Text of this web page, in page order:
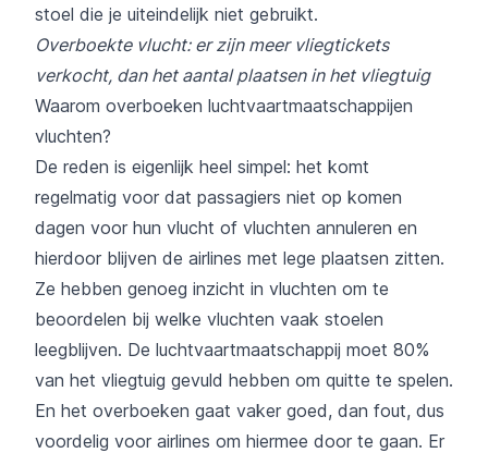
stoel die je uiteindelijk niet gebruikt.
Overboekte vlucht: er zijn meer vliegtickets
verkocht, dan het aantal plaatsen in het vliegtuig
Waarom overboeken luchtvaartmaatschappijen
vluchten?
De reden is eigenlijk heel simpel: het komt
regelmatig voor dat passagiers niet op komen
dagen voor hun vlucht of vluchten annuleren en
hierdoor blijven de airlines met lege plaatsen zitten.
Ze hebben genoeg inzicht in vluchten om te
beoordelen bij welke vluchten vaak stoelen
leegblijven. De luchtvaartmaatschappij moet 80%
van het vliegtuig gevuld hebben om quitte te spelen.
En het overboeken gaat vaker goed, dan fout, dus
voordelig voor airlines om hiermee door te gaan. Er